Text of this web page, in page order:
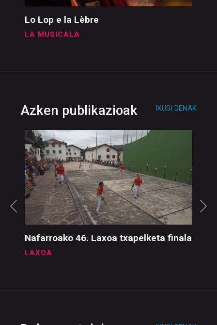
Lo Lop e la Lèbre
LA MUSICALA
Azken publikazioak IKUSI DENAK
Nafarroako 46. Laxoa txapelketa finala
LAXOA